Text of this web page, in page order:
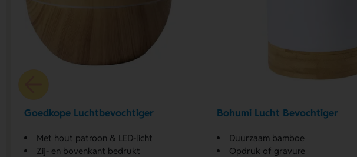
Goedkope Luchtbevochtiger
Met hout patroon & LED-licht
Zij- en bovenkant bedrukt
Bohumi Lucht Bevochtiger
Duurzaam bamboe
Opdruk of gravure